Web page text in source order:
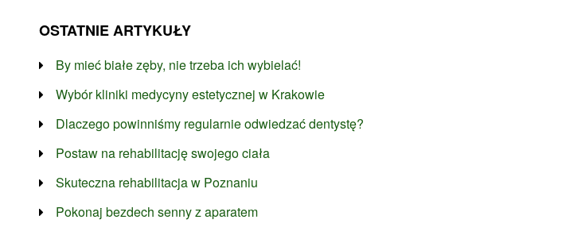
OSTATNIE ARTYKUŁY
By mieć białe zęby, nie trzeba ich wybielać!
Wybór kliniki medycyny estetycznej w Krakowie
Dlaczego powinniśmy regularnie odwiedzać dentystę?
Postaw na rehabilitację swojego ciała
Skuteczna rehabilitacja w Poznaniu
Pokonaj bezdech senny z aparatem